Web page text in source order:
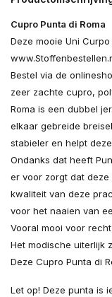
Cupro Punta di Roma
Deze mooie Uni
Bestel via de
zeer zachte cupro,
Roma is een dubbel
elkaar gebreide
stabieler en helpt
Ondanks dat heeft
er voor zorgt dat
kwaliteit van deze
voor het naaien van
Vooral mooi voor
Het modische uiterlijk
Deze Cupro Punta di
Let op! Deze punta is